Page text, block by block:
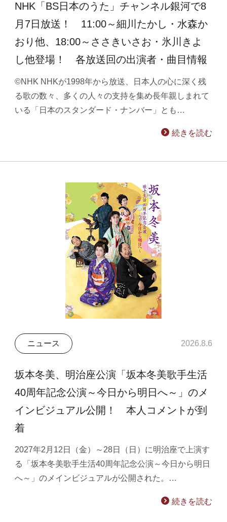
NHK「BS日本のうた」チャンネル銀河で8
月7日放送！ 11:00～細川たかし・水森か
おり他、18:00～ささきいさお・氷川きよ
し他登場！ 各放送回の出演者・曲目情報
©NHK NHKが1998年から放送、日本人の心に深く残
る歌の数々、多くの人々の支持を集め長年親しまれて
いる「日本のスタンダード・ナンバー」とも…
続きを読む
ニュース 2026.8.6
坂本冬美、明治座公演「坂本冬美歌手生活
40周年記念公演～今日から明日へ～」のメ
インビジュアル公開！ 本人コメントが到
着
2027年2月12日（金）～28日（日）に明治座で上演す
る「坂本冬美歌手生活40周年記念公演～今日から明日
へ～」のメインビジュアルが公開された。…
続きを読む